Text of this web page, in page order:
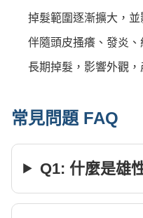
掉髮範圍逐漸擴大，並
伴隨頭皮搔癢、發炎、
長期掉髮，影響外觀，
常見問題 FAQ
Q1: 什麼是雄